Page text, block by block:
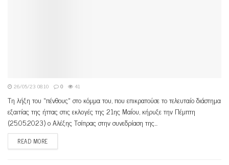
26/05/23 08:10 0 41
Τη λήξη του «πένθους» στο κόμμα του, που επικρατούσε το τελευταίο διάστημα
εξαιτίας της ήττας στις εκλογές της 21ης Μαΐου, κήρυξε την Πέμπτη
(25.05.2023) ο Αλέξης Τσίπρας στην συνεδρίαση της...
READ MORE